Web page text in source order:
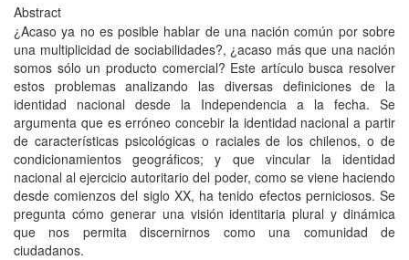
Abstract
¿Acaso ya no es posible hablar de una nación común por sobre
una multiplicidad de sociabilidades?, ¿acaso más que una nación
somos sólo un producto comercial? Este artículo busca resolver
estos problemas analizando las diversas definiciones de la
identidad nacional desde la Independencia a la fecha. Se
argumenta que es erróneo concebir la identidad nacional a partir
de características psicológicas o raciales de los chilenos, o de
condicionamientos geográficos; y que vincular la identidad
nacional al ejercicio autoritario del poder, como se viene haciendo
desde comienzos del siglo XX, ha tenido efectos perniciosos. Se
pregunta cómo generar una visión identitaria plural y dinámica
que nos permita discernirnos como una comunidad de
ciudadanos.